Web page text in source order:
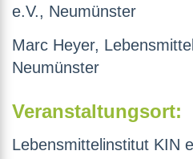
e.V., Neumünster
Marc Heyer,
Neumünster
Veranstaltungsort:
Lebensmittelinstitut KIN